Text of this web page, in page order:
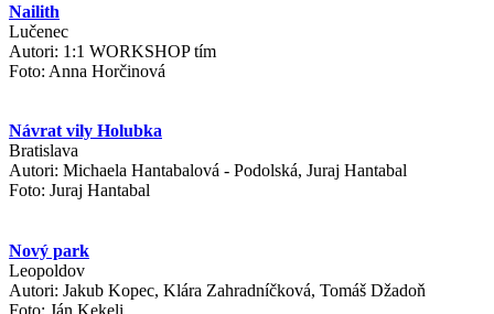
Nailith
Lučenec
Autori: 1:1 WORKSHOP tím
Foto: Anna Horčinová
Návrat vily Holubka
Bratislava
Autori: Michaela Hantabalová - Podolská, Juraj Hantabal
Foto: Juraj Hantabal
Nový park
Leopoldov
Autori: Jakub Kopec, Klára Zahradníčková, Tomáš Džadoň
Foto: Ján Kekeli